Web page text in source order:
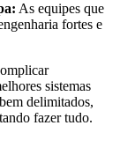
As equipes que
fortes e
sistemas
delimitados,
fazer tudo.